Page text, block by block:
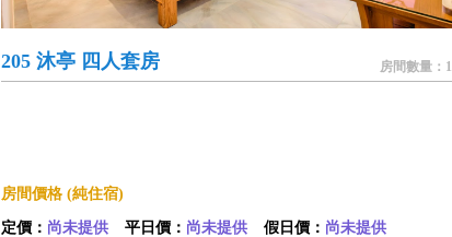
205 沐亭 四人套房 房間數量：
房間價格 (純住宿)
定價： 尚未提供 平日價： 尚未提供 假日價： 尚未提供